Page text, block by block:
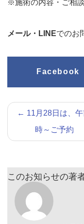
※施術の内容・ご相
メール・LINEでのお
Facebook
← 11月28日は、
時～ご予約
このお知らせの著